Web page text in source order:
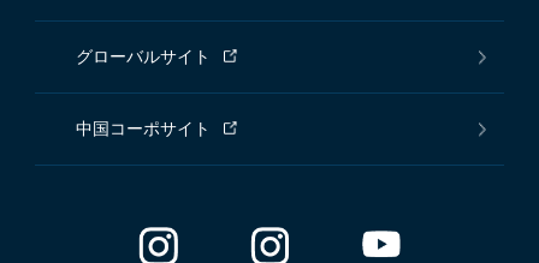
グローバルサイト
中国コーポサイト